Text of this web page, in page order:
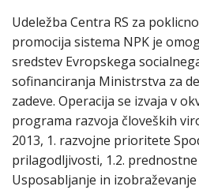
Udeležba Centra RS za
promocija sistema NPK je
sredstev Evropskega
sofinanciranja Ministrstva za
zadeve. Operacija se izvaja v
programa razvoja človeških
2013, 1. razvojne prioritete
prilagodljivosti, 1.2.
Usposabljanje in